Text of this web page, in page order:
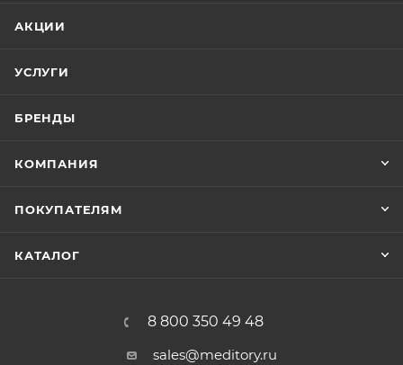
АКЦИИ
УСЛУГИ
БРЕНДЫ
КОМПАНИЯ
ПОКУПАТЕЛЯМ
КАТАЛОГ
8 800 350 49 48
sales@meditory.ru